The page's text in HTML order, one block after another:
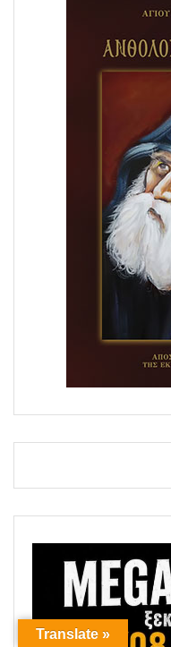
Translate »